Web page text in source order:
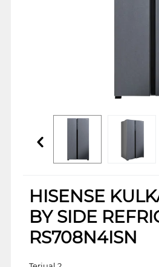
HISENSE
BY SIDE
RS708N4ISN